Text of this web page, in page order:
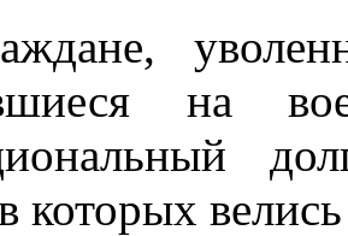
на
которых